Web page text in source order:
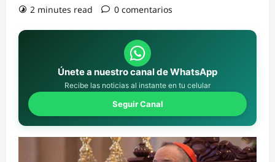
2 minutes read
0 comentarios
Únete a nuestro canal de WhatsApp
Recibe las noticias al instante en tu celular
Seguir Canal